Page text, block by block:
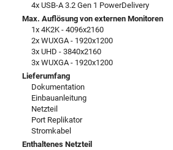
4x USB-A 3.2 Gen 1 PowerDelivery
Max. Auflösung von externen Monitoren
1x 4K2K - 4096x2160
2x WUXGA - 1920x1200
3x UHD - 3840x2160
3x WUXGA - 1920x1200
Lieferumfang
Dokumentation
Einbauanleitung
Netzteil
Port Replikator
Stromkabel
Enthaltenes Netzteil